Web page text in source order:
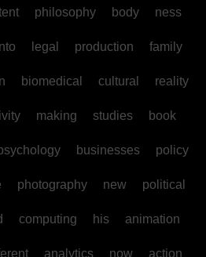
philosophy body ness
legal production family
biomedical cultural reality
making studies book
businesses policy
photography new political
computing his animation
analytics now action